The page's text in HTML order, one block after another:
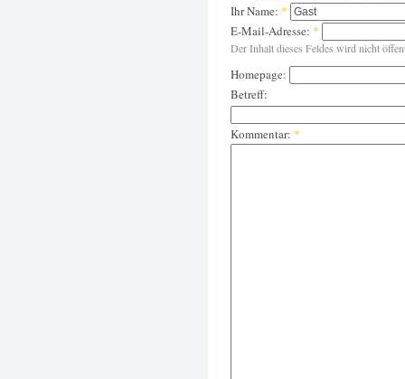
Ihr Name: *
E-Mail-Adresse: *
Der Inhalt dieses Feldes wird nicht
Homepage:
Betreff:
Kommentar: *